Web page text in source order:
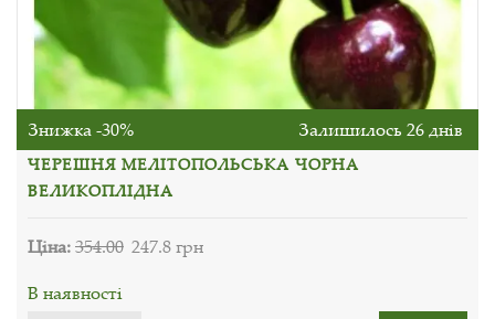
Знижка -30% Залишилось 26 днів
ЧЕРЕШНЯ МЕЛІТОПОЛЬСЬКА ЧОРНА
ВЕЛИКОПЛІДНА
Ціна:354.00 247.8 грн
В наявності